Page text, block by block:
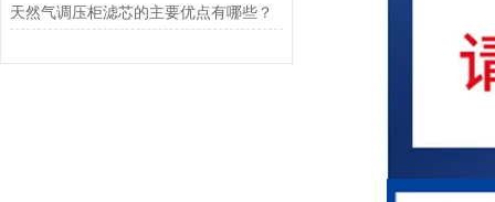
天然气调压柜滤芯的主要优点有哪些？